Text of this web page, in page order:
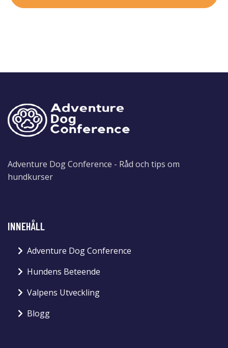
Adventure Dog Conference - Råd och tips om
hundkurser
INNEHÅLL
Adventure Dog Conference
Hundens Beteende
Valpens Utveckling
Blogg